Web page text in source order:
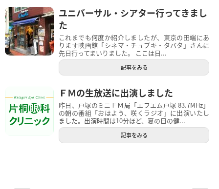
ユニバーサル・シアター行ってきまし
た
これまでも何度か紹介しましたが、東京の田端にあ
ります映画館「シネマ・チュプキ・タバタ」さんに
先日行ってまいりました。 ここは日...
記事をみる
ＦＭの生放送に出演しました
昨日、戸塚のミニＦＭ局「エフエム戸塚 83.7MHz」
の朝の番組「おはよう、咲くラジオ」に出演いたし
ました。出演時間は10分ほど、夏の目の健...
記事をみる